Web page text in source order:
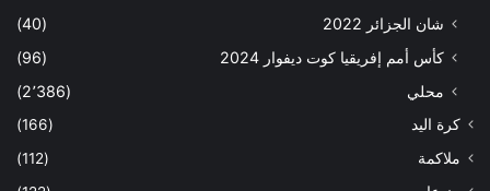
شان الجزائر 2022
(40)
كأس أمم إفريقيا كوت ديفوار 2024
(96)
محلي
(2٬386)
كرة اليد
(166)
ملاكمة
(112)